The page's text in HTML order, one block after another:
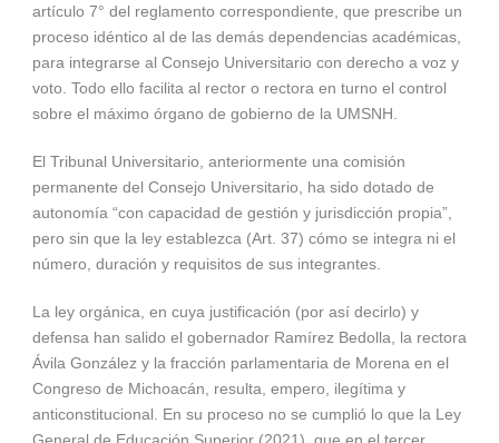
artículo 7° del reglamento correspondiente, que prescribe un
proceso idéntico al de las demás dependencias académicas,
para integrarse al Consejo Universitario con derecho a voz y
voto. Todo ello facilita al rector o rectora en turno el control
sobre el máximo órgano de gobierno de la UMSNH.
El Tribunal Universitario, anteriormente una comisión
permanente del Consejo Universitario, ha sido dotado de
autonomía “con capacidad de gestión y jurisdicción propia”,
pero sin que la ley establezca (Art. 37) cómo se integra ni el
número, duración y requisitos de sus integrantes.
La ley orgánica, en cuya justificación (por así decirlo) y
defensa han salido el gobernador Ramírez Bedolla, la rectora
Ávila González y la fracción parlamentaria de Morena en el
Congreso de Michoacán, resulta, empero, ilegítima y
anticonstitucional. En su proceso no se cumplió lo que la Ley
General de Educación Superior (2021), que en el tercer